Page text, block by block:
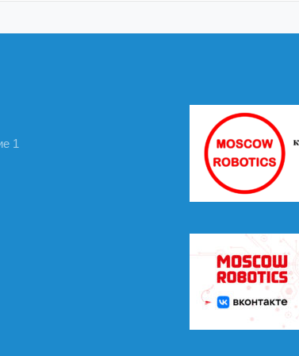
по подготовке к практике МОШ на основе задачи
1